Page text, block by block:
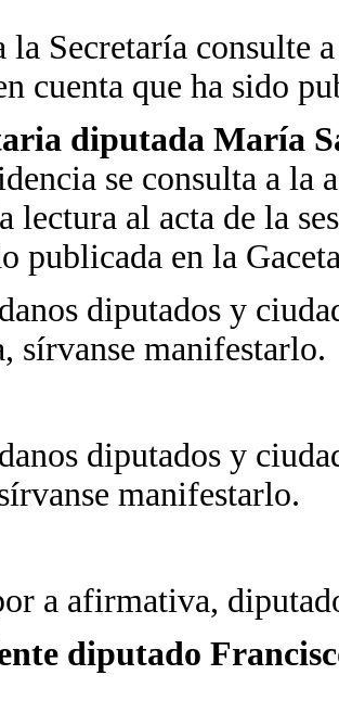
la Secretaría consulte
cuenta que ha sido
diputada María
se consulta a la
lectura al acta de la
publicada en la
diputados y
sírvanse manifestarlo.
diputados y
manifestarlo.
a afirmativa,
diputado